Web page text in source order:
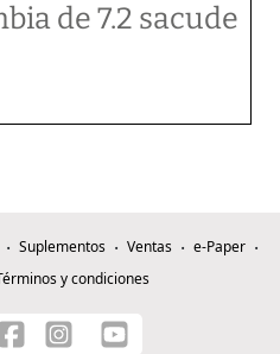
de 7.2 sacude
Suplementos Ventas
e-Paper
y condiciones